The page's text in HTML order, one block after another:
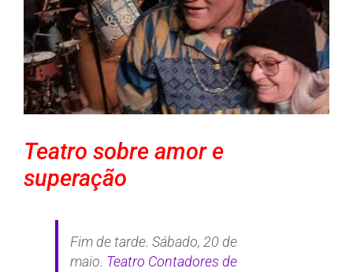
Teatro sobre amor e
superação
Fim de tarde. Sábado, 20 de
maio. Teatro Contadores de